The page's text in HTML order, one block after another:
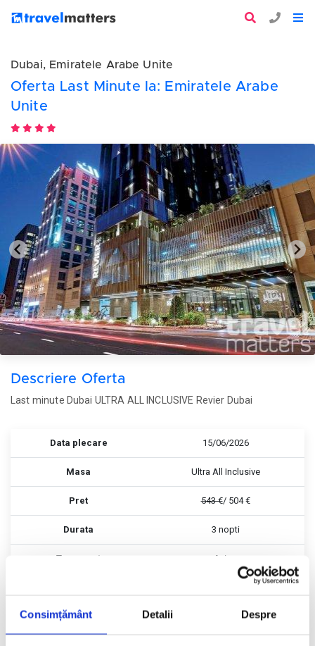
Consimțământ Detalii Despre
Dubai, Emiratele Arabe Unite
Oferta Last Minute la: Emiratele Arabe
Unite
Descriere Oferta
Last minute Dubai ULTRA ALL INCLUSIVE Revier Dubai
Data plecare 15/06/2026
Masa Ultra All Inclusive
Pret 543 €/ 504 €
Durata 3 nopti
Transport Avion
Rezerva